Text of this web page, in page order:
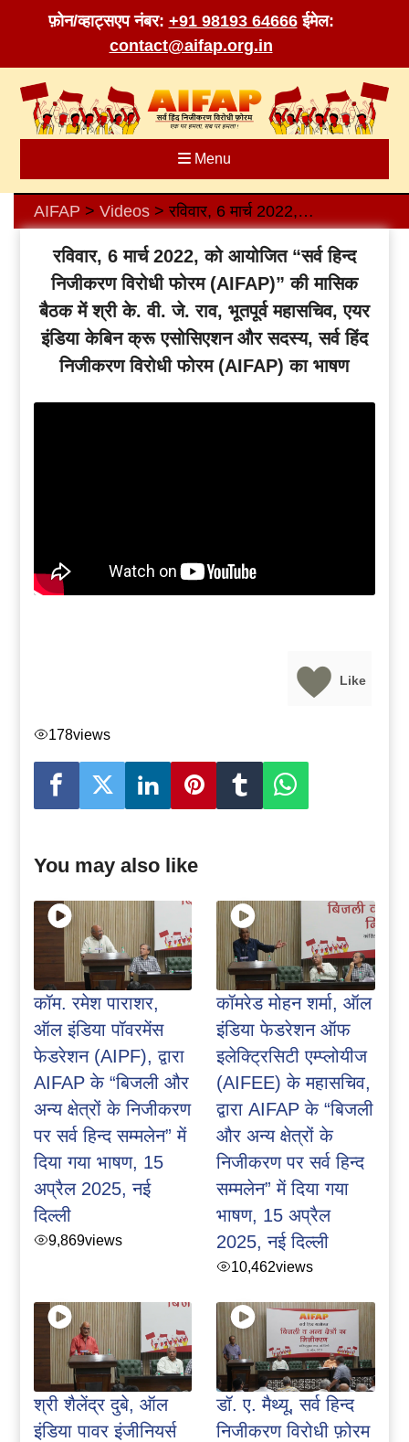
फ़ोन/व्हाट्सएप नंबर: +91 98193 64666 ईमेल:
contact@aifap.org.in
content
Menu
AIFAP > Videos> रविवार, 6 मार्च 2022, को आयोजित “सर्व हिन्द निजीकरण विरोधी फोरम (AIFAP)” की मासिक बैठक में श्री के. वी. जे. राव, भूतपूर्व महासचिव, एयर इंडिया केबिन क्रू एसोसिएशन और सदस्य, सर्व हिंद निजीकरण विरोधी फोरम (AIFAP) का भाषण
रविवार, 6 मार्च 2022, को आयोजित “सर्व हिन्द
निजीकरण विरोधी फोरम (AIFAP)” की मासिक
बैठक में श्री के. वी. जे. राव, भूतपूर्व महासचिव, एयर
इंडिया केबिन क्रू एसोसिएशन और सदस्य, सर्व हिंद
निजीकरण विरोधी फोरम (AIFAP) का भाषण
Like
178views
You may also like
कॉम. रमेश पाराशर,
ऑल इंडिया पॉवरमेंस
फेडरेशन (AIPF), द्वारा
AIFAP के “बिजली और
अन्य क्षेत्रों के निजीकरण
पर सर्व हिन्द सम्मलेन” में
दिया गया भाषण, 15
अप्रैल 2025, नई
दिल्ली
9,869views
कॉमरेड मोहन शर्मा, ऑल
इंडिया फेडरेशन ऑफ
इलेक्ट्रिसिटी एम्प्लोयीज
(AIFEE) के महासचिव,
द्वारा AIFAP के “बिजली
और अन्य क्षेत्रों के
निजीकरण पर सर्व हिन्द
सम्मलेन” में दिया गया
भाषण, 15 अप्रैल
2025, नई दिल्ली
10,462views
श्री शैलेंद्र दुबे, ऑल
इंडिया पावर इंजीनियर्स
डॉ. ए. मैथ्यू, सर्व हिन्द
निजीकरण विरोधी फ़ोरम